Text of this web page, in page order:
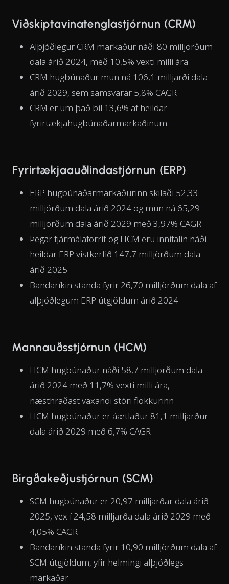
Viðskiptavinatenglastjórnun (CRM)
Alþjóðlegur CRM markaður náði 80 milljörðum
dala árið 2024, með 10,5% vexti milli ára
CRM hugbúnaður mun ná 106,1 milljarði dala
árið 2029, sem samsvarar 5,8% CAGR
CRM er um það bil 13,6% af heildar
fyrirtækjahugbúnaðarmarkaðinum
Fyrirtækjaauðlindastjórnun (ERP)
ERP hugbúnaðarmarkaðurinn skilaði 52,33
milljörðum dala árið 2024 og mun ná 65,29
milljörðum dala árið 2029 með 3,97% CAGR
Þegar fjármálaforrit og HCM eru innifalin náði
heildar ERP vistkerfið 147,7 milljörðum dala
árið 2025
Bandaríkin standa fyrir 26,70 milljörðum dala af
alþjóðlegum ERP útgjöldum árið 2024
Mannauðsstjórnun (HCM)
HCM hugbúnaður náði 58,7 milljörðum dala
árið 2024 með 11,7% vexti milli ára,
næsthraðast vaxandi stóri flokkurinn
HCM hugbúnaður er áætlaður 81,1 milljarður
dala árið 2029 með 6,7% CAGR
Birgðakeðjustjórnun (SCM)
SCM hugbúnaður er 20,97 milljarðar dala árið
2025, vex í 24,58 milljarða dala árið 2029 með
4,05% CAGR
Bandaríkin standa fyrir 10,90 milljörðum dala af
SCM útgjöldum, yfir helmingi alþjóðlegs
markaðar